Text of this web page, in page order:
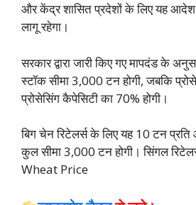
और केंद्र शासित प्रदेशों के लिए यह
लागू रहेगा।
सरकार द्वारा जारी किए गए मापदंड के
स्टॉक सीमा 3,000 टन होगी, जबकि
प्रोसेसिंग कैपेसिटी का 70% होगी।
बिग चेन रिटेलर्स के लिए यह 10 टन
कुल सीमा 3,000 टन होगी। सिंगल
Wheat Price